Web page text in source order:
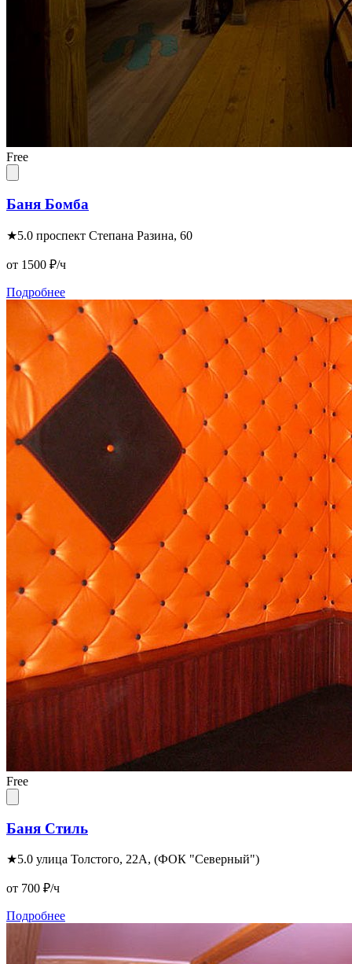
Free
Баня Бомба
★5.0 проспект Степана Разина, 60
от 1500 ₽/ч
Подробнее
Free
Баня Стиль
★5.0 улица Толстого, 22А, (ФОК "Северный")
от 700 ₽/ч
Подробнее